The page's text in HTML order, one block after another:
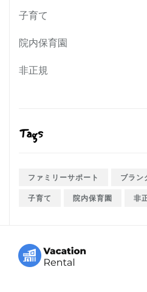
子育て
院内保育園
非正規
Tags
ファミリーサポート ブラン
子育て 院内保育園